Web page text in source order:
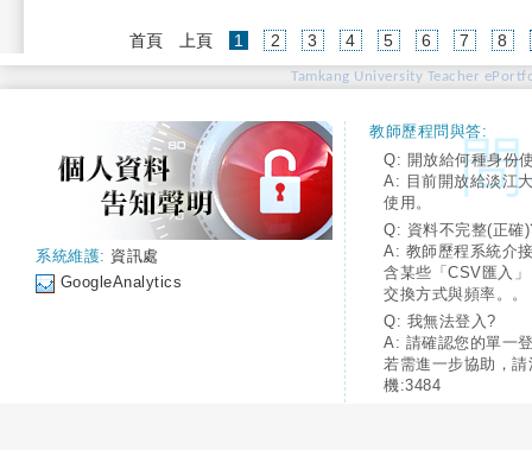
首頁 上頁 1 (current)
2 3 4 5 6 7 8
Tamkang University Teacher
系統維護: 資訊處
GoogleAnalytics
教師歷程問與答:
Q: 開放給何種身份
A: 目前開放給淡江
使用。
Q: 資料不完整(正確
A: 教師歷程系統介
含某些「CSV匯入
交換方式與頻率。。
Q: 我無法登入?
A: 請確認您的單一
若需進一步協助，
機:3484